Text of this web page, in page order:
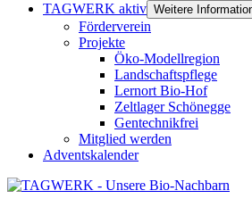
TAGWERK aktiv Weitere
Förderverein
Projekte
Öko-Modellregion
Landschaftspflege
Lernort Bio-Hof
Zeltlager Schönegge
Gentechnikfrei
Mitglied werden
Adventskalender